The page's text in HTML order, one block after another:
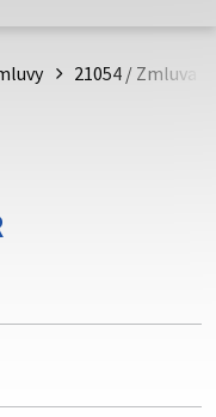
informácie iba
stránka
webového sídla.
21054 / Zmluva